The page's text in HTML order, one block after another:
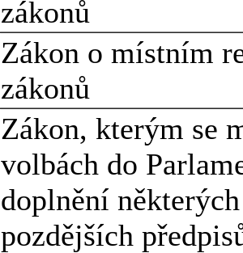
zákonů
Zákon o místním
zákonů
Zákon, kterým se
volbách do
doplnění
pozdějších